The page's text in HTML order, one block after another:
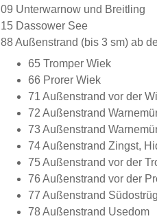
09 Unterwarnow und Breitling
15 Dassower See
88 Außenstrand (bis 3 sm) ab
65 Tromper Wiek
66 Prorer Wiek
71 Außenstrand vor der
72 Außenstrand
73 Außenstrand
74 Außenstrand Zingst,
75 Außenstrand vor der
76 Außenstrand vor der
77 Außenstrand
78 Außenstrand Usedom